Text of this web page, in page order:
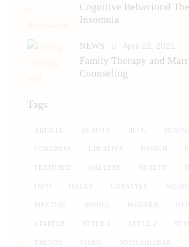
Cognitive Behavioral
Insomnia
NEWS April 22, 2021
Family Therapy and
Counseling
Tags
ARTICLE BEAUTY BLOG
CONGRESS CREATIVE DESIGN
FEATURED GALLERY HEALTH
INFO ISSUES LIFESTYLE
MEETING MODEL MODERN
STARTUP STYLE 1 STYLE 2
TRENDS VIDEO WITH SIDEBAR